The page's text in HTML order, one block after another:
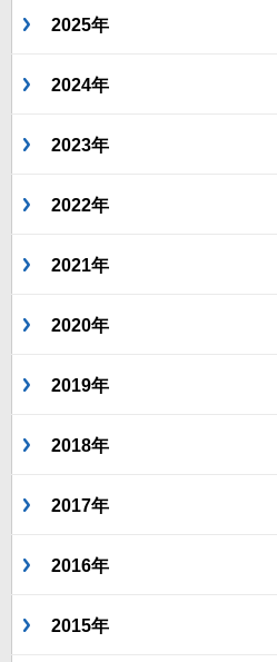
2025年
2024年
2023年
2022年
2021年
2020年
2019年
2018年
2017年
2016年
2015年